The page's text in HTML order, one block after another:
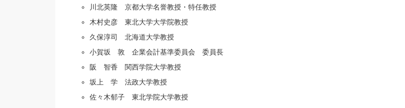
川北英隆 京都大学名誉教授・特任教授
木村史彦 東北大学大学院教授
久保淳司 北海道大学教授
小賀坂 敦 企業会計基準委員会 委員長
阪 智香 関西学院大学教授
坂上 学 法政大学教授
佐々木郁子 東北学院大学教授